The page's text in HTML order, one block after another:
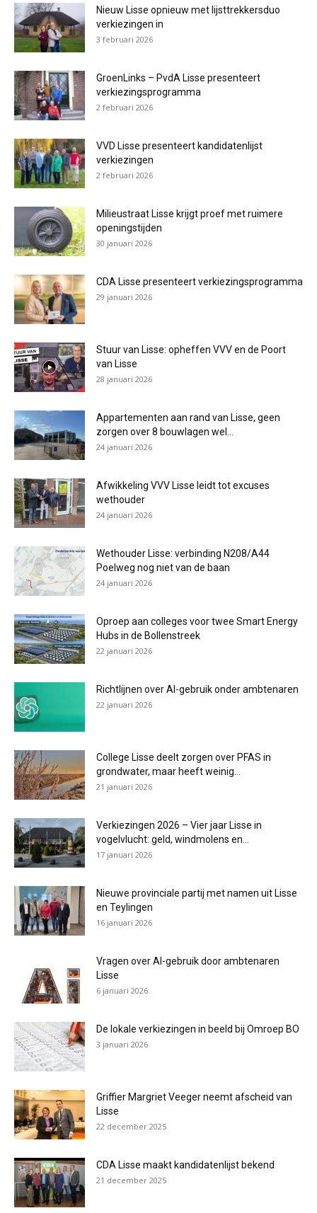
Nieuw Lisse opnieuw met lijsttrekkersduo
verkiezingen in
3 februari 2026
GroenLinks – PvdA Lisse presenteert
verkiezingsprogramma
2 februari 2026
VVD Lisse presenteert kandidatenlijst
verkiezingen
2 februari 2026
Milieustraat Lisse krijgt proef met ruimere
openingstijden
30 januari 2026
CDA Lisse presenteert verkiezingsprogramma
29 januari 2026
Stuur van Lisse: opheffen VVV en de Poort
van Lisse
28 januari 2026
Appartementen aan rand van Lisse, geen
zorgen over 8 bouwlagen wel...
24 januari 2026
Afwikkeling VVV Lisse leidt tot excuses
wethouder
24 januari 2026
Wethouder Lisse: verbinding N208/A44
Poelweg nog niet van de baan
24 januari 2026
Oproep aan colleges voor twee Smart Energy
Hubs in de Bollenstreek
22 januari 2026
Richtlijnen over AI-gebruik onder ambtenaren
22 januari 2026
College Lisse deelt zorgen over PFAS in
grondwater, maar heeft weinig...
21 januari 2026
Verkiezingen 2026 – Vier jaar Lisse in
vogelvlucht: geld, windmolens en...
17 januari 2026
Nieuwe provinciale partij met namen uit Lisse
en Teylingen
16 januari 2026
Vragen over AI-gebruik door ambtenaren
Lisse
6 januari 2026
De lokale verkiezingen in beeld bij Omroep BO
3 januari 2026
Griffier Margriet Veeger neemt afscheid van
Lisse
22 december 2025
CDA Lisse maakt kandidatenlijst bekend
21 december 2025